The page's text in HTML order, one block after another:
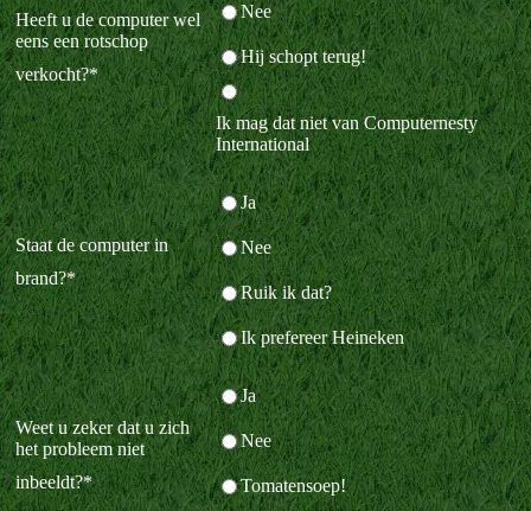
Heeft u de computer wel
eens een rotschop
verkocht?*
Nee
Hij schopt terug!
Ik mag dat niet van Computernesty
International
Staat de computer in
brand?*
Ja
Nee
Ruik ik dat?
Ik prefereer Heineken
Weet u zeker dat u zich
het probleem niet
inbeeldt?*
Ja
Nee
Tomatensoep!